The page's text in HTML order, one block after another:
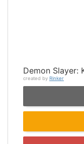
Demon Slayer:
created by Rinker